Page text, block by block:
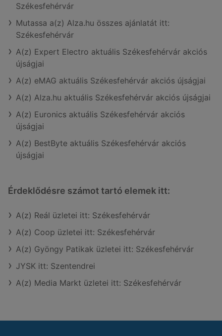
Székesfehérvár
Mutassa a(z) Alza.hu összes ajánlatát itt:
Székesfehérvár
A(z) Expert Electro aktuális Székesfehérvár akciós
újságjai
A(z) eMAG aktuális Székesfehérvár akciós újságjai
A(z) Alza.hu aktuális Székesfehérvár akciós újságjai
A(z) Euronics aktuális Székesfehérvár akciós
újságjai
A(z) BestByte aktuális Székesfehérvár akciós
újságjai
Érdeklődésre számot tartó elemek itt:
A(z) Reál üzletei itt: Székesfehérvár
A(z) Coop üzletei itt: Székesfehérvár
A(z) Gyöngy Patikak üzletei itt: Székesfehérvár
JYSK itt: Szentendrei
A(z) Media Markt üzletei itt: Székesfehérvár